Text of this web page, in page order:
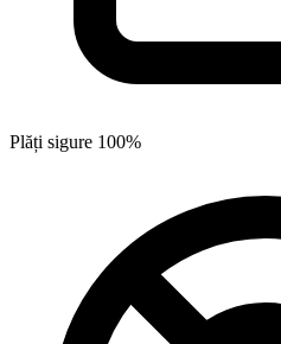
Plăți sigure 100%